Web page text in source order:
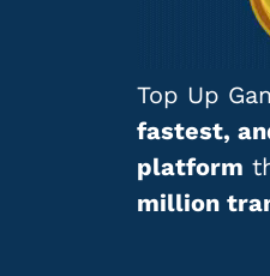
Top Up
fastest,
platform
million